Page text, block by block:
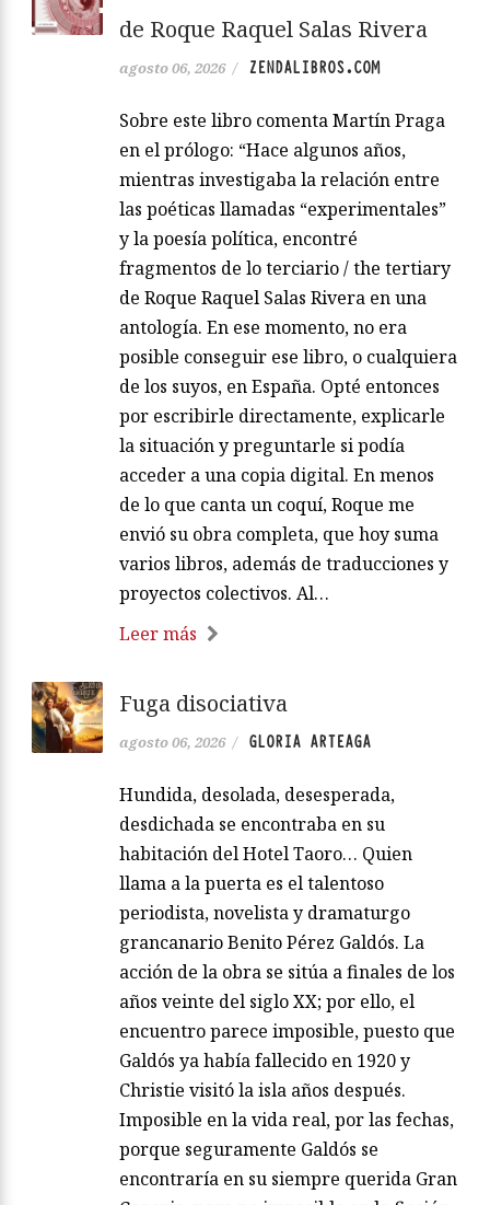
de Roque Raquel Salas Rivera
agosto 06, 2026 / ZENDALIBROS.COM
Sobre este libro comenta Martín Praga
en el prólogo: “Hace algunos años,
mientras investigaba la relación entre
las poéticas llamadas “experimentales”
y la poesía política, encontré
fragmentos de lo terciario / the tertiary
de Roque Raquel Salas Rivera en una
antología. En ese momento, no era
posible conseguir ese libro, o cualquiera
de los suyos, en España. Opté entonces
por escribirle directamente, explicarle
la situación y preguntarle si podía
acceder a una copia digital. En menos
de lo que canta un coquí, Roque me
envió su obra completa, que hoy suma
varios libros, además de traducciones y
proyectos colectivos. Al…
Leer más
Fuga disociativa
agosto 06, 2026 / GLORIA ARTEAGA
Hundida, desolada, desesperada,
desdichada se encontraba en su
habitación del Hotel Taoro… Quien
llama a la puerta es el talentoso
periodista, novelista y dramaturgo
grancanario Benito Pérez Galdós. La
acción de la obra se sitúa a finales de los
años veinte del siglo XX; por ello, el
encuentro parece imposible, puesto que
Galdós ya había fallecido en 1920 y
Christie visitó la isla años después.
Imposible en la vida real, por las fechas,
porque seguramente Galdós se
encontraría en su siempre querida Gran